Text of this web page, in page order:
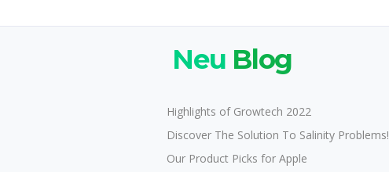
Neu Blog
Highlights of Growtech 2022
Discover The Solution To Salinity Problems!
Our Product Picks for Apple